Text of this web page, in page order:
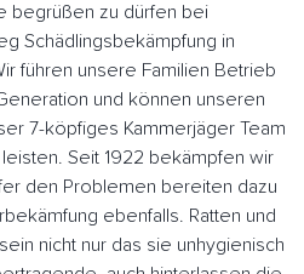
begrüßen zu dürfen bei
Schädlingsbekämpfung in
führen unsere Familien Betrieb
und können unseren
7-köpfiges Kammerjäger Team
Seit 1922 bekämpfen wir
den Problemen bereiten dazu
ebenfalls. Ratten und
nicht nur das sie unhygienisch